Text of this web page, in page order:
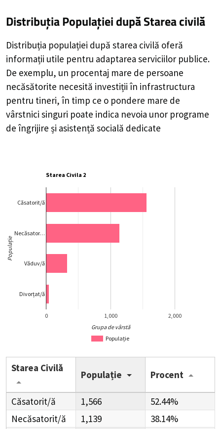
Distribuția Populațieidupă Starea civilă
Distribuția populației după starea civilă oferă
informații utile pentru adaptarea serviciilor publice.
De exemplu, un procentaj mare de persoane
necăsătorite necesită investiții în infrastructura
pentru tineri, în timp ce o pondere mare de
vârstnici singuri poate indica nevoia unor programe
de îngrijire și asistență socială dedicate
Starea Civila 2
Populație
0 1,000 2,000
Căsatorit/ă
Necăsator…
Văduv/ă
Divorțat/ă
Grupa de vârstă
Populație
Starea Civilă
Populație Procent
Căsatorit/ă 1,566
52.44%
Necăsatorit/ă
1,139
38.14%